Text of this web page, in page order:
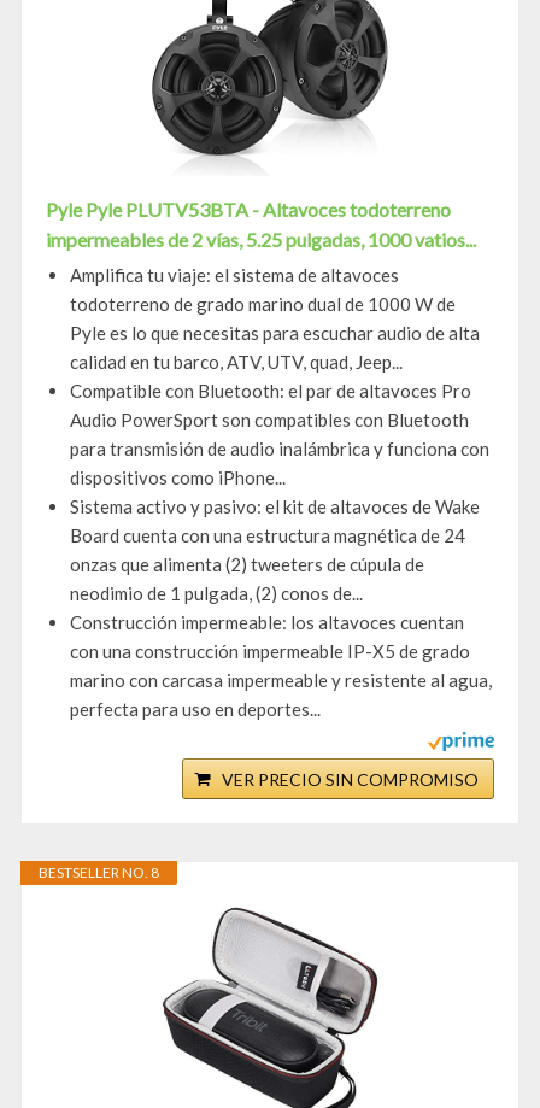
Pyle Pyle PLUTV53BTA - Altavoces todoterreno
impermeables de 2 vías, 5.25 pulgadas, 1000 vatios...
Amplifica tu viaje: el sistema de altavoces
todoterreno de grado marino dual de 1000 W de
Pyle es lo que necesitas para escuchar audio de alta
calidad en tu barco, ATV, UTV, quad, Jeep...
Compatible con Bluetooth: el par de altavoces Pro
Audio PowerSport son compatibles con Bluetooth
para transmisión de audio inalámbrica y funciona con
dispositivos como iPhone...
Sistema activo y pasivo: el kit de altavoces de Wake
Board cuenta con una estructura magnética de 24
onzas que alimenta (2) tweeters de cúpula de
neodimio de 1 pulgada, (2) conos de...
Construcción impermeable: los altavoces cuentan
con una construcción impermeable IP-X5 de grado
marino con carcasa impermeable y resistente al agua,
perfecta para uso en deportes...
VER PRECIO SIN COMPROMISO
BESTSELLER NO. 8